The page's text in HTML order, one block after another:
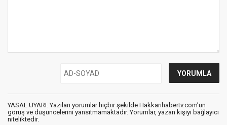
YASAL UYARI: Yazılan yorumlar hiçbir şekilde Hakkarihabertv.com’un
görüş ve düşüncelerini yansıtmamaktadır. Yorumlar, yazan kişiyi bağlayıcı
niteliktedir.